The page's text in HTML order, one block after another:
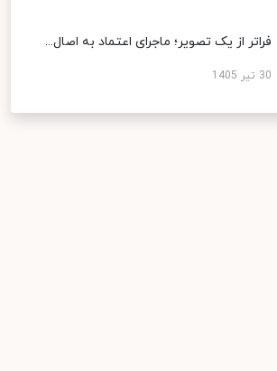
فراتر از یک تصویر؛ ماجرای اعتماد به اصال...
30 تیر 1405